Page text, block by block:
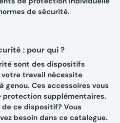
de sécurité.
: pour qui ?
sont des dispositifs
travail nécessite
genou. Ces accessoires vous
supplémentaires.
ce dispositif? Vous
besoin dans ce catalogue.